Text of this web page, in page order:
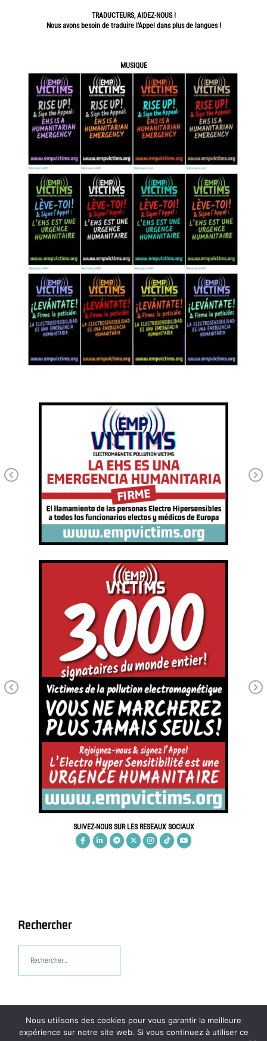
TRADUCTEURS, AIDEZ-NOUS !
Nous avons besoin de traduire l'Appel dans plus de langues !
MUSIQUE
Previous
Previous
SUIVEZ-NOUS SUR LES RESEAUX SOCIAUX
Rechercher
Nous utilisons des cookies pour vous garantir la meilleure
expérience sur notre site web. Si vous continuez à utiliser ce